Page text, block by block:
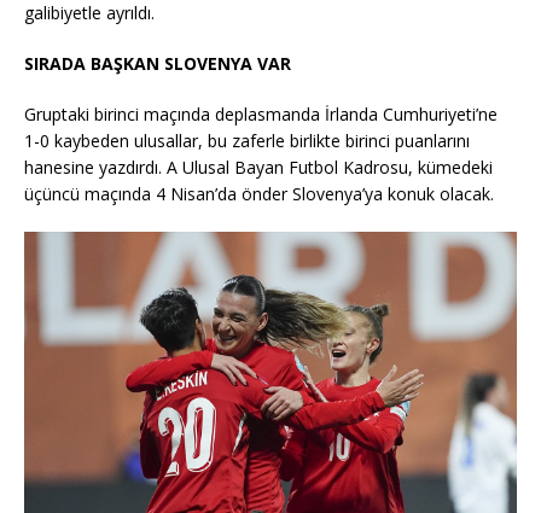
galibiyetle ayrıldı.
SIRADA BAŞKAN SLOVENYA VAR
Gruptaki birinci maçında deplasmanda İrlanda Cumhuriyeti’ne
1-0 kaybeden ulusallar, bu zaferle birlikte birinci puanlarını
hanesine yazdırdı. A Ulusal Bayan Futbol Kadrosu, kümedeki
üçüncü maçında 4 Nisan’da önder Slovenya’ya konuk olacak.